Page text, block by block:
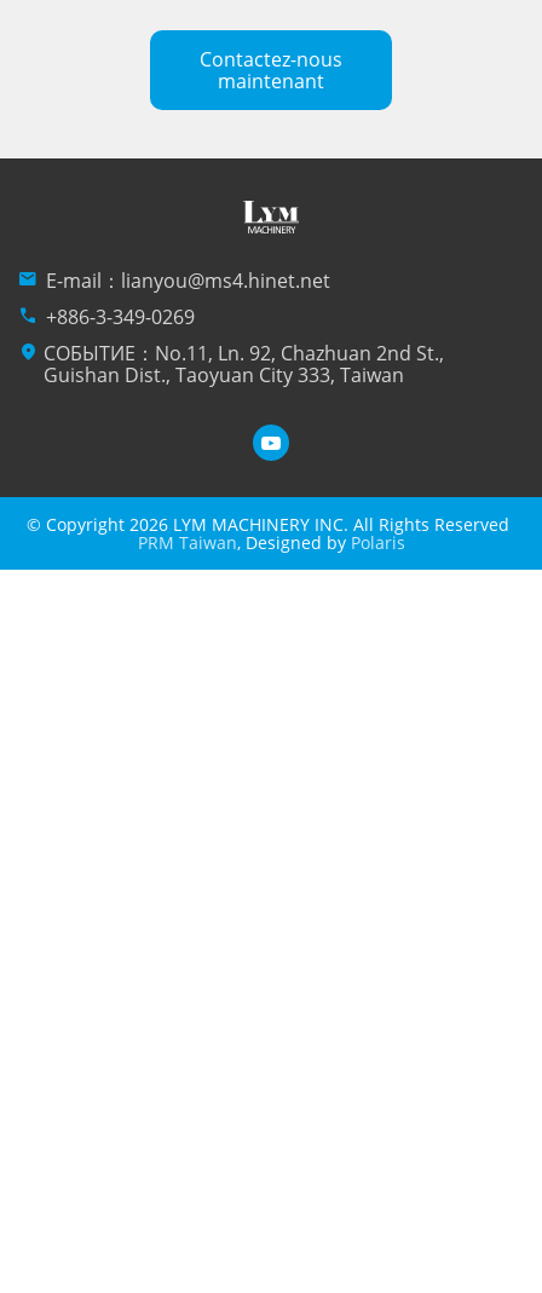
Contactez-nous
maintenant
mail E-mail： lianyou@ms4.hinet.net
phone +886-3-349-0269
location_on СОБЫТИЕ：No.11, Ln. 92, Chazhuan 2nd St.,
Guishan Dist., Taoyuan City 333, Taiwan
© Copyright 2026 LYM MACHINERY INC. All Rights Reserved
PRM Taiwan, Designed by Polaris